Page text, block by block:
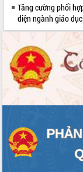
công tác cải cách thủ
tại Trung tâm Phục vụ
công tỉnh
Đắk Lắk: Tôn vinh 46
thi Sáng tạo Kỹ thuật
Đắk Lắk rà soát, điều
về phát triển nuôi trồng
Phó Chủ tịch UBND tỉnh
Dự án cao tốc Khánh
Thuột
Định vị cà phê Việt
sản sống” trong dòng
Tăng cường phối
diện ngành giáo dục